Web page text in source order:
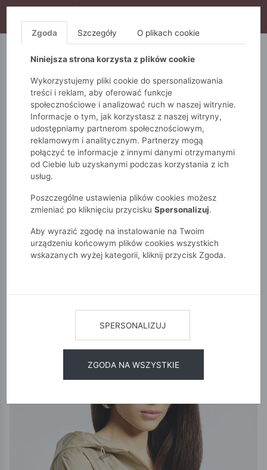
S10), DODATKOWE 15% ZA 3SZT (KOD: S15)
5.10.15. QUIOSQUE
Monnari WYPRZEDAŻ -50% Akcesoria
AKCESORIA
POKAŻ FILTRY
Zgoda Szczegóły O plikach cookie
Niniejsza strona korzysta z plików cookie
Wykorzystujemy pliki cookie do spersonalizowania
treści i reklam, aby oferować funkcje
społecznościowe i analizować ruch w naszej witrynie.
Informacje o tym, jak korzystasz z naszej witryny,
udostępniamy partnerom społecznościowym,
reklamowym i analitycznym. Partnerzy mogą
połączyć te informacje z innymi danymi otrzymanymi
od Ciebie lub uzyskanymi podczas korzystania z ich
usług.
Poszczególne ustawienia plików cookies możesz
zmieniać po kliknięciu przycisku Spersonalizuj.
Aby wyrazić zgodę na instalowanie na Twoim
urządzeniu końcowym plików cookies wszystkich
wskazanych wyżej kategorii, kliknij przycisk Zgoda.
SPERSONALIZUJ
ZGODA NA WSZYSTKIE